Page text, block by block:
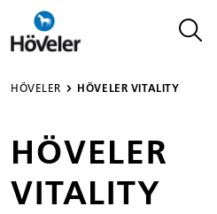
springen
HÖVELER HÖVELER VITALITY
HÖVELER
VITALITY